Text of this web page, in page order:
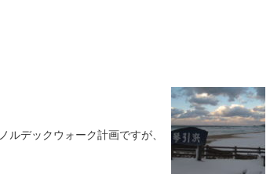
ノルデックウォーク計画ですが、